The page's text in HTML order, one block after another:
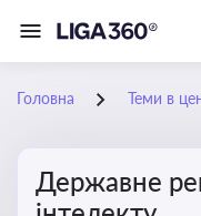
Головна Теми в
Державне